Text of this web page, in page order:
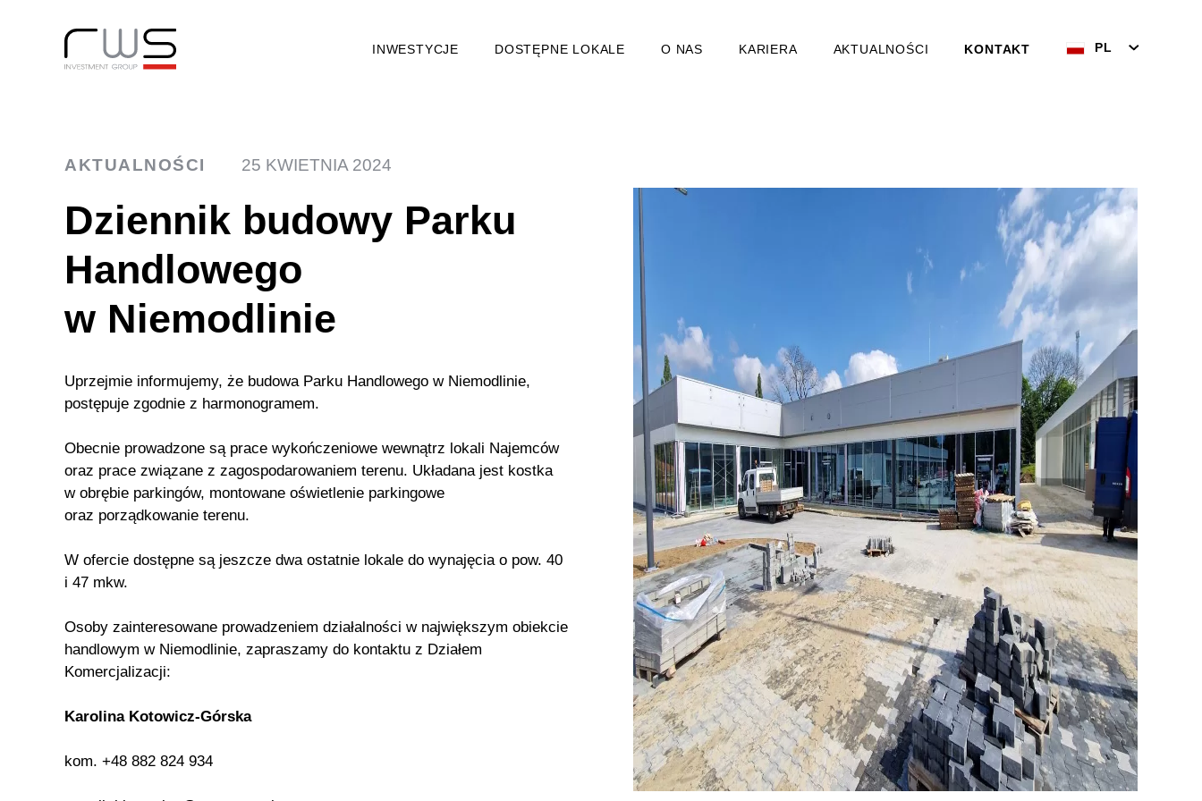
INWESTYCJE DOSTĘPNE LOKALE O NAS KARIERA AKTUALNOŚCI KONTAKT PL
AKTUALNOŚCI 25 KWIETNIA 2024
Dziennik budowy Parku
Handlowego
w Niemodlinie
Uprzejmie informujemy, że budowa Parku Handlowego w Niemodlinie,
postępuje zgodnie z harmonogramem.
Obecnie prowadzone są prace wykończeniowe wewnątrz lokali Najemców
oraz prace związane z zagospodarowaniem terenu. Układana jest kostka
w obrębie parkingów, montowane oświetlenie parkingowe
oraz porządkowanie terenu.
W ofercie dostępne są jeszcze dwa ostatnie lokale do wynajęcia o pow. 40
i 47 mkw.
Osoby zainteresowane prowadzeniem działalności w największym obiekcie
handlowym w Niemodlinie, zapraszamy do kontaktu z Działem
Komercjalizacji:
Karolina Kotowicz-Górska
kom. +48 882 824 934